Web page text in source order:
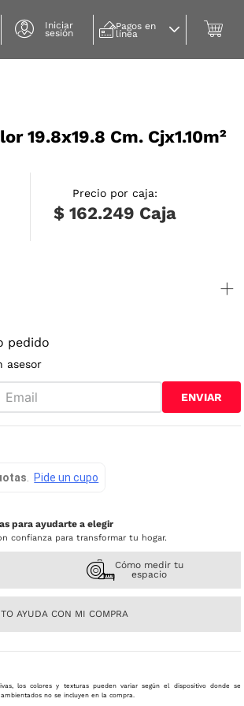
Iniciar
sesión
Pagos en
línea
19.8x19.8 Cm. Cjx1.10m²
Precio por caja:
$ 162.249 Caja
pedido
asesor
ENVIAR
para ayudarte a elegir
confianza para transformar tu hogar.
Cómo medir tu
espacio
AYUDA CON MI COMPRA
los colores y texturas pueden variar según el dispositivo donde se
no se incluyen en la compra.